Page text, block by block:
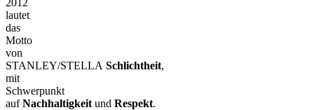
lautet
das
Motto
von
STANLEY/STELLA Schlichtheit,
mit
Schwerpunkt
aufNachhaltigkeit und Respekt.